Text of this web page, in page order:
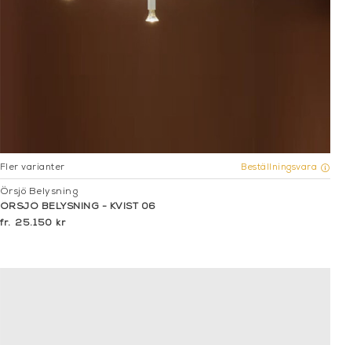
Fler varianter Beställningsvara
Örsjö Belysning
ÖRSJÖ BELYSNING - KVIST 06
25.150 kr